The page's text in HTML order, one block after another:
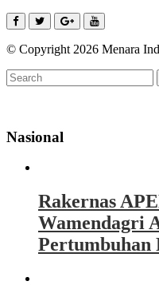
© Copyright 2026 Menara
Nasional
Rakernas
Wamendagri
Pertumbuhan